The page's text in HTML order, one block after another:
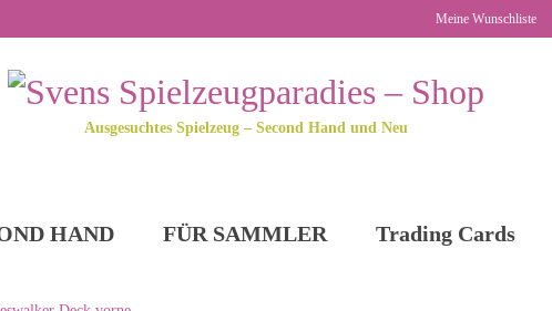
Meine Wunschliste
Ausgesuchtes Spielzeug – Second Hand und Neu
HAND FÜR SAMMLER Trading Cards